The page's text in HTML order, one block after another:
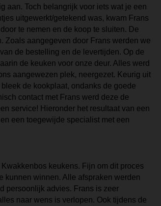
aan. Toch belangrijk voor iets wat je een
uitgewerkt/getekend was, kwam Frans
te nemen en de koop te sluiten. De
Zoals aangegeven door Frans werden we
de bestelling en de levertijden. Op de
de keuken voor onze deur. Alles werd
aangewezen plek, neergezet. Keurig uit
de kookplaat, ondanks de goede
contact met Frans werd deze de
service! Hieronder het resultaat van een
een toegewijde specialist met een
keukens. Fijn om dit proces
kunnen winnen. Alle afspraken werden
persoonlijk advies. Frans is zeer
naar wens is verlopen. Ook tijdens de